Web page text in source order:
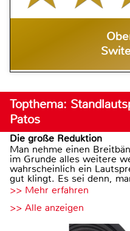
Topthema:
Patos
Die große Reduktion
Man nehme einen
im Grunde alles weitere
wahrscheinlich ein
gut klingt. Es sei denn,
>> Mehr erfahren
>> Alle anzeigen